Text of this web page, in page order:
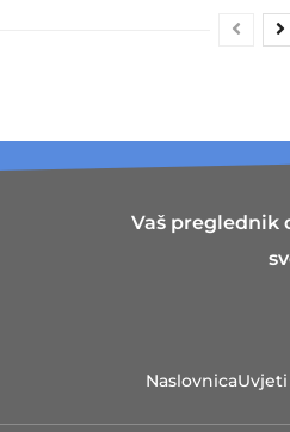
Vaš preglednik
Naslovnica